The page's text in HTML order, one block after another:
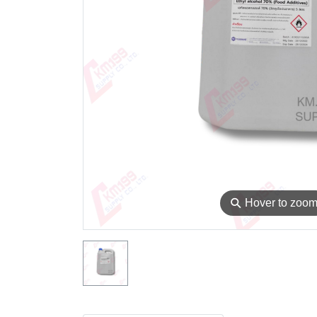
⚲ Hover to zoom